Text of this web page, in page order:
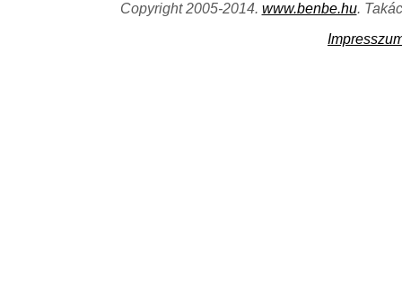
Copyright 2005-2014. www.benbe.hu.